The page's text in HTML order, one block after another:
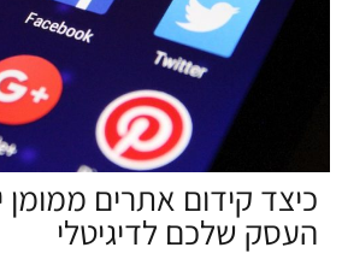
כיצד קידום אתרים ממומן
העסק שלכם לדיגיטלי